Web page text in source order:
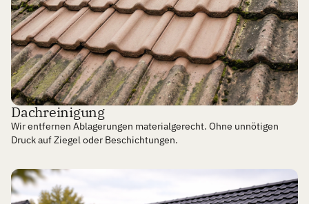
Dachreinigung
Wir entfernen Ablagerungen materialgerecht. Ohne unnötigen
Druck auf Ziegel oder Beschichtungen.